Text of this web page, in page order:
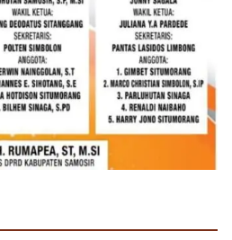
awal sehingga situasi di
tetap terjaga aman, tertib,
puncak perayaan HUT
berlangsung.‎‎Wujud Kedekatan
sambang Door
merupakan salah satu bentuk
Polri Presisi yang
kehadiran dan kedekatan
dengan masyarakat. Melalui
ini, Bhabinkamtibmas tidak
juga sebagai mitra
menjaga keamanan lingkungan